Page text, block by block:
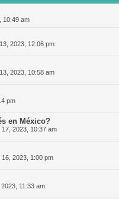
10:49 am
2023, 12:06 pm
2023, 10:58 am
pm
en México?
17, 2023, 10:37 am
16, 2023, 1:00 pm
11:33 am